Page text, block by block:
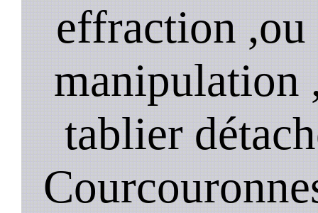
effraction ,ou
manipulation
tablier